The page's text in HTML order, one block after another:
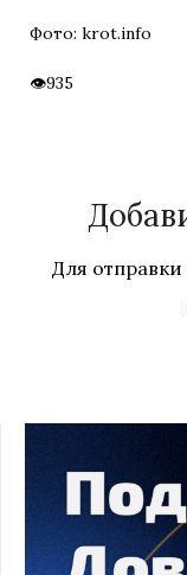
Фото: krot.info
935
Для